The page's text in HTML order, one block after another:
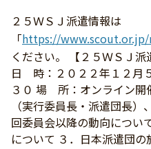
２５ＷＳＪ派遣情報は
「https://
ください。 【２５ＷＳＪ派
日 時：２０２２年１２月
３０ 場 所：オンライン開
（実行委員長・派遣団長
回委員会以降の動向につい
について ３．日本派遣団